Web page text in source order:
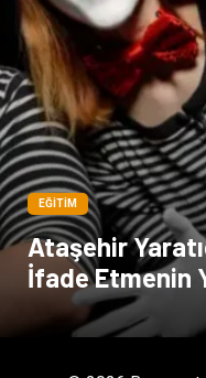
EĞITIM
Ataşehir
İfade Etmenin